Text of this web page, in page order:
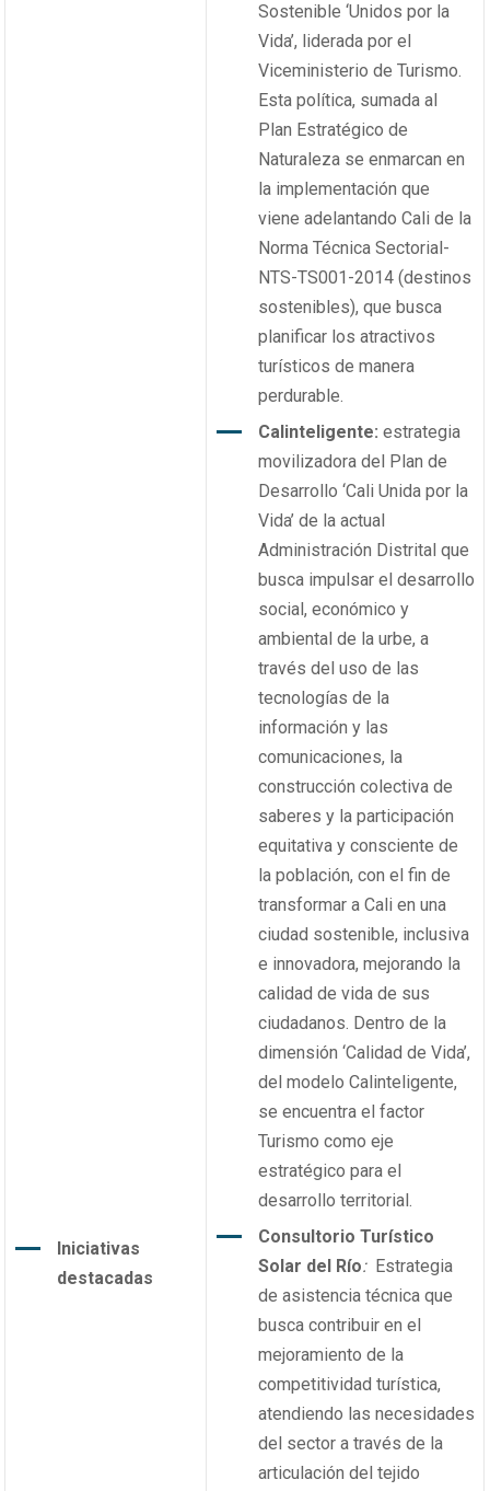
Iniciativas
destacadas
Sostenible ‘Unidos por la
Vida’, liderada por el
Viceministerio de Turismo.
Esta política, sumada al
Plan Estratégico de
Naturaleza se enmarcan en
la implementación que
viene adelantando Cali de la
Norma Técnica Sectorial-
NTS-TS001-2014 (destinos
sostenibles), que busca
planificar los atractivos
turísticos de manera
perdurable.
Calinteligente: estrategia
movilizadora del Plan de
Desarrollo ‘Cali Unida por la
Vida’ de la actual
Administración Distrital que
busca impulsar el desarrollo
social, económico y
ambiental de la urbe, a
través del uso de las
tecnologías de la
información y las
comunicaciones, la
construcción colectiva de
saberes y la participación
equitativa y consciente de
la población, con el fin de
transformar a Cali en una
ciudad sostenible, inclusiva
e innovadora, mejorando la
calidad de vida de sus
ciudadanos. Dentro de la
dimensión ‘Calidad de Vida’,
del modelo Calinteligente,
se encuentra el factor
Turismo como eje
estratégico para el
desarrollo territorial.
Consultorio Turístico
Solar del Río: Estrategia
de asistencia técnica que
busca contribuir en el
mejoramiento de la
competitividad turística,
atendiendo las necesidades
del sector a través de la
articulación del tejido